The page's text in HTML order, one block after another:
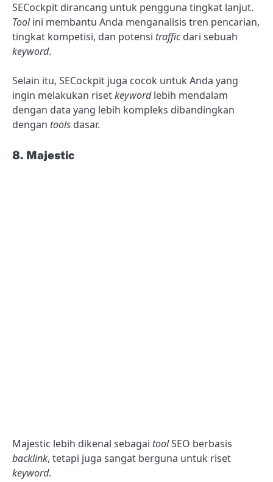
SECockpit dirancang untuk pengguna tingkat lanjut.
Toolini membantu Anda menganalisis tren pencarian,
tingkat kompetisi, dan potensi trafficdari sebuah
keyword.
Selain itu, SECockpit juga cocok untuk Anda yang
ingin melakukan risetkeywordlebih mendalam
dengan data yang lebih kompleks dibandingkan
dengan tools dasar.
8. Majestic
Majestic lebih dikenal sebagai toolSEO berbasis
backlink, tetapi juga sangat berguna untuk riset
keyword.